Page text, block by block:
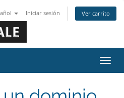
Iniciar sesión Ver carrito